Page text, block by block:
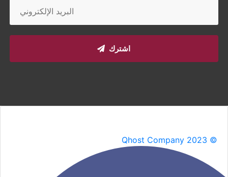
اشترك
Qhost Company 2023 ©